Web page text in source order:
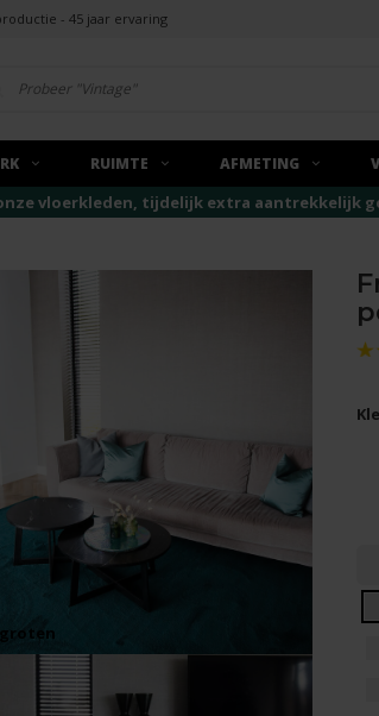
- 45 jaar ervaring
RUIMTE AFMETING
vloerkleden, tijdelijk extra aantrekkelijk